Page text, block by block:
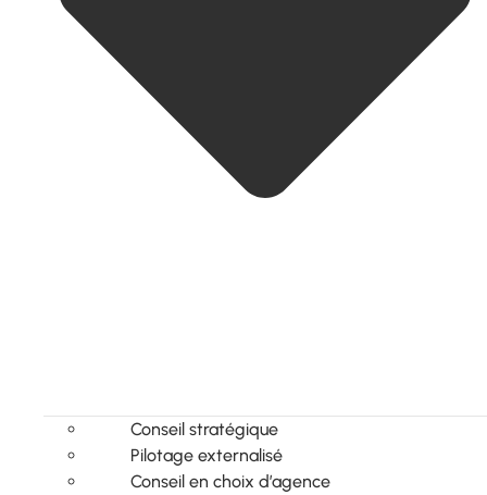
Conseil stratégique
Pilotage externalisé
Conseil en choix d’agence